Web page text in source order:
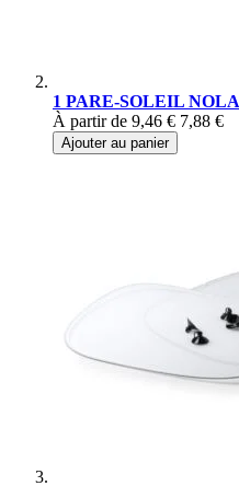
1 PARE-SOLEIL
À partir de 9,46 € 7,88 €
Ajouter au panier